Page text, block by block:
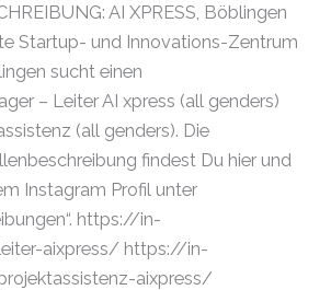
AI XPRESS, Böblingen
Startup- und Innovations-Zentrum
sucht einen
– Leiter AI xpress (all genders)
(all genders). Die
findest Du hier und
Instagram Profil unter
https://in-
aixpress/ https://in-
aixpress/